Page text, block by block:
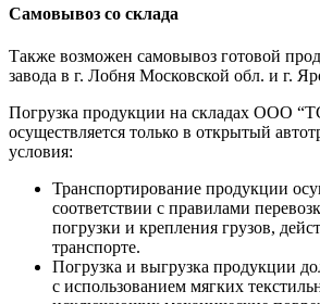
Самовывоз со склада
Также возможен самовывоз готовой
завода в г. Лобня Московской обл. и г.
Погрузка продукции на складах ООО
осуществляется только в открытый
условия:
Транспортирование продукции
соответствии с правилами
погрузки и крепления грузов,
транспорте.
Погрузка и выгрузка продукции
с использованием мягких